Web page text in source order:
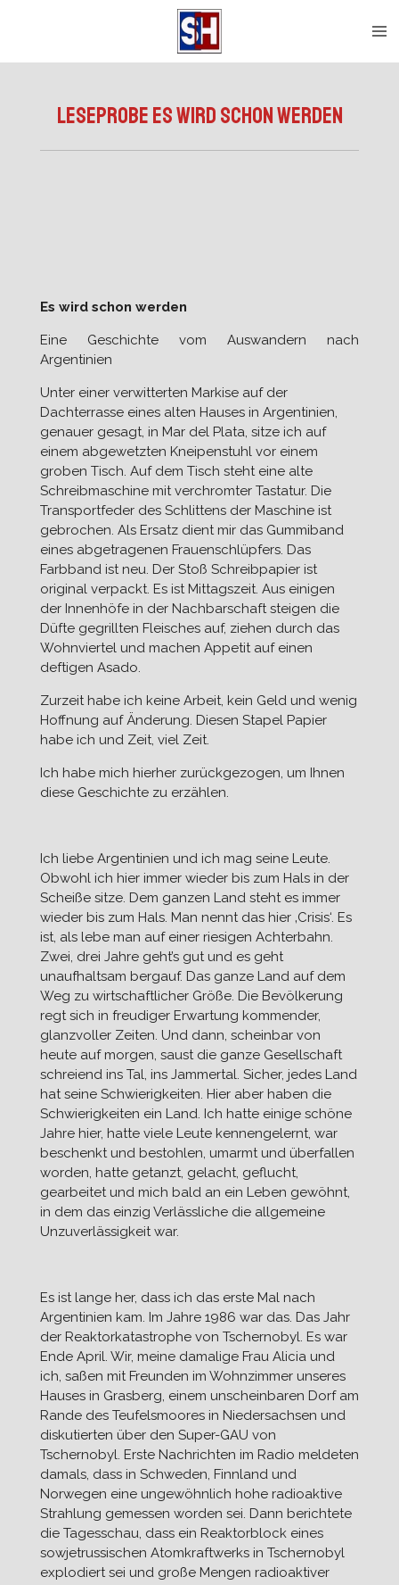
Leseprobe Es wird schon werden
Es wird schon werden
Eine Geschichte vom Auswandern nach
Argentinien
Unter einer verwitterten Markise auf der
Dachterrasse eines alten Hauses in Argentinien,
genauer gesagt, in Mar del Plata, sitze ich auf
einem abgewetzten Kneipenstuhl vor einem
groben Tisch. Auf dem Tisch steht eine alte
Schreibmaschine mit verchromter Tastatur. Die
Transportfeder des Schlittens der Maschine ist
gebrochen. Als Ersatz dient mir das Gummiband
eines abgetragenen Frauenschlüpfers. Das
Farbband ist neu. Der Stoß Schreibpapier ist
original verpackt. Es ist Mittagszeit. Aus einigen
der Innenhöfe in der Nachbarschaft steigen die
Düfte gegrillten Fleisches auf, ziehen durch das
Wohnviertel und machen Appetit auf einen
deftigen Asado.
Zurzeit habe ich keine Arbeit, kein Geld und wenig
Hoffnung auf Änderung. Diesen Stapel Papier
habe ich und Zeit, viel Zeit.
Ich habe mich hierher zurückgezogen, um Ihnen
diese Geschichte zu erzählen.
Ich liebe Argentinien und ich mag seine Leute.
Obwohl ich hier immer wieder bis zum Hals in der
Scheiße sitze. Dem ganzen Land steht es immer
wieder bis zum Hals. Man nennt das hier ‚Crisis‘. Es
ist, als lebe man auf einer riesigen Achterbahn.
Zwei, drei Jahre geht’s gut und es geht
unaufhaltsam bergauf. Das ganze Land auf dem
Weg zu wirtschaftlicher Größe. Die Bevölkerung
regt sich in freudiger Erwartung kommender,
glanzvoller Zeiten. Und dann, scheinbar von
heute auf morgen, saust die ganze Gesellschaft
schreiend ins Tal, ins Jammertal. Sicher, jedes Land
hat seine Schwierigkeiten. Hier aber haben die
Schwierigkeiten ein Land. Ich hatte einige schöne
Jahre hier, hatte viele Leute kennengelernt, war
beschenkt und bestohlen, umarmt und überfallen
worden, hatte getanzt, gelacht, geflucht,
gearbeitet und mich bald an ein Leben gewöhnt,
in dem das einzig Verlässliche die allgemeine
Unzuverlässigkeit war.
Es ist lange her, dass ich das erste Mal nach
Argentinien kam. Im Jahre 1986 war das. Das Jahr
der Reaktorkatastrophe von Tschernobyl. Es war
Ende April. Wir, meine damalige Frau Alicia und
ich, saßen mit Freunden im Wohnzimmer unseres
Hauses in Grasberg, einem unscheinbaren Dorf am
Rande des Teufelsmoores in Niedersachsen und
diskutierten über den Super-GAU von
Tschernobyl. Erste Nachrichten im Radio meldeten
damals, dass in Schweden, Finnland und
Norwegen eine ungewöhnlich hohe radioaktive
Strahlung gemessen worden sei. Dann berichtete
die Tagesschau, dass ein Reaktorblock eines
sowjetrussischen Atomkraftwerks in Tschernobyl
explodiert sei und große Mengen radioaktiver